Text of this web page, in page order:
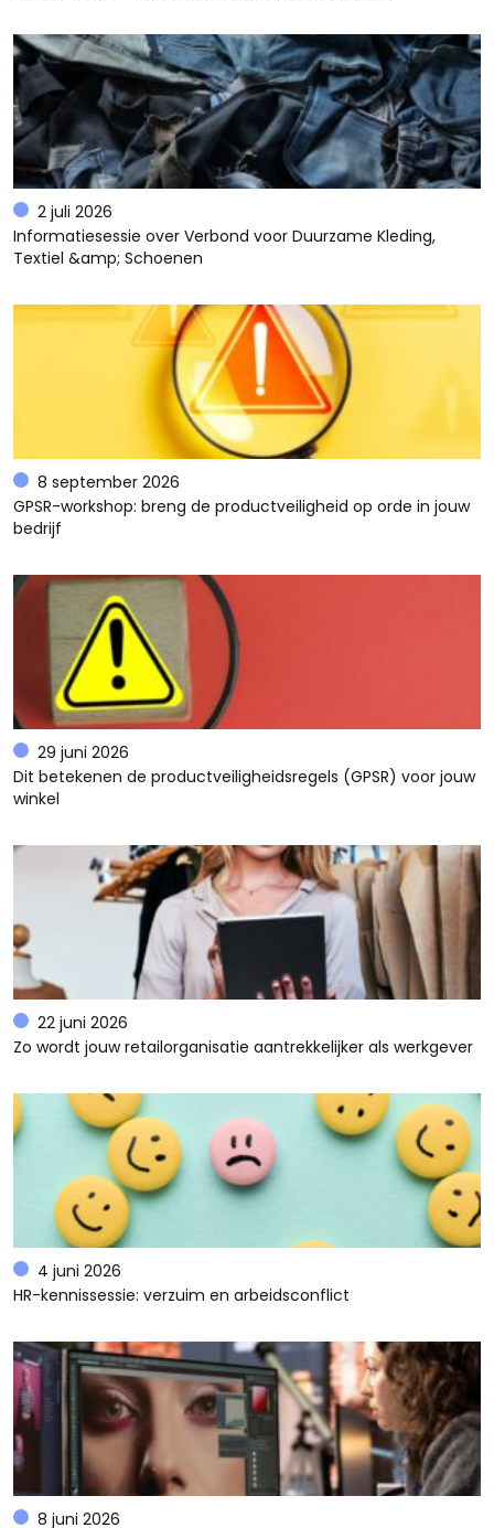
2 juli 2026
Informatiesessie over Verbond voor Duurzame Kleding,
Textiel &amp; Schoenen
8 september 2026
GPSR-workshop: breng de productveiligheid op orde in jouw
bedrijf
29 juni 2026
Dit betekenen de productveiligheidsregels (GPSR) voor jouw
winkel
22 juni 2026
Zo wordt jouw retailorganisatie aantrekkelijker als werkgever
4 juni 2026
HR-kennissessie: verzuim en arbeidsconflict
8 juni 2026